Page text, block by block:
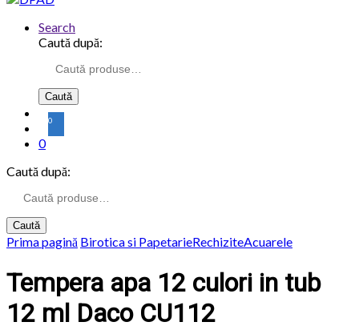
Search
Caută după:
Caută
0
0
Caută după:
Caută
Prima pagină Birotica si PapetarieRechiziteAcuarele
Tempera apa 12 culori in tub
12 ml Daco CU112